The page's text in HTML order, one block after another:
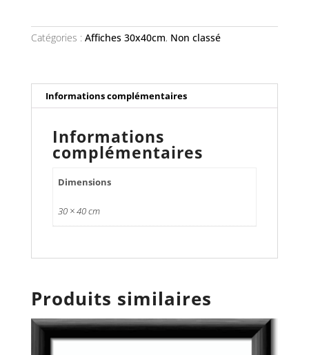
Catégories : Affiches 30x40cm, Non classé
Informations complémentaires
Informations
complémentaires
Dimensions
30 × 40 cm
Produits similaires